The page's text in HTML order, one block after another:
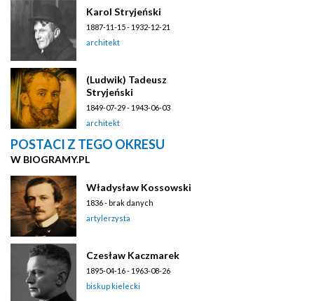
Karol Stryjeński
1887-11-15 - 1932-12-21
architekt
(Ludwik) Tadeusz
Stryjeński
1849-07-29 - 1943-06-03
architekt
POSTACI Z TEGO OKRESU
W BIOGRAMY.PL
Władysław Kossowski
1836 - brak danych
artylerzysta
Czesław Kaczmarek
1895-04-16 - 1963-08-26
biskup kielecki